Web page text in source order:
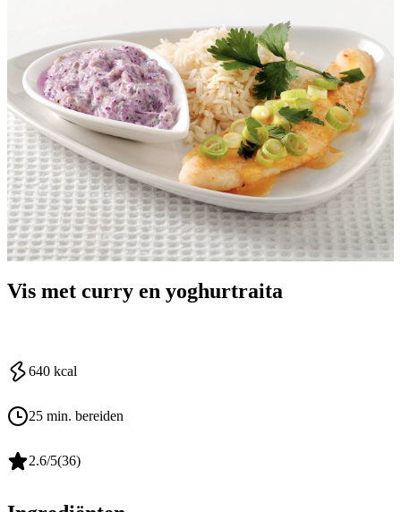
Vis met curry en yoghurtraita
640 kcal
25 min. bereiden
2.6/5(36)